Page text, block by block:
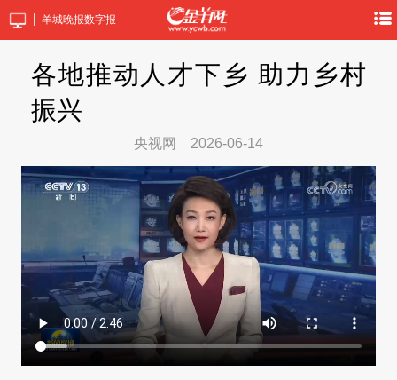
羊城晚报数字报
各地推动人才下乡 助力乡村
振兴
央视网 2026-06-14